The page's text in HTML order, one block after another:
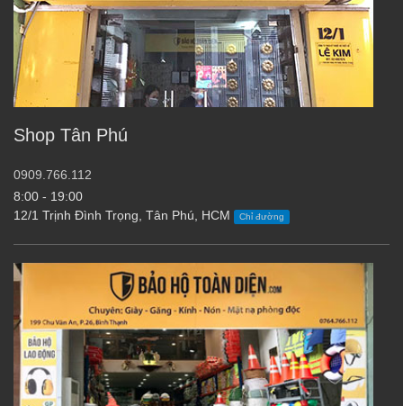
Shop Tân Phú
0909.766.112
8:00 - 19:00
12/1 Trịnh Đình Trọng, Tân Phú, HCM
Chỉ đường